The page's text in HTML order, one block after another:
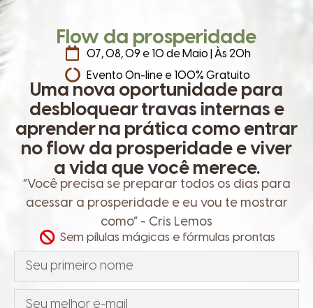
Flow da prosperidade
07, 08, 09 e 10 de Maio | Às 20h
Evento On-line e 100% Gratuito
Uma nova oportunidade para
desbloquear travas internas e
aprender na prática como entrar
no flow da prosperidade e viver
a vida que você merece.
“Você precisa se preparar todos os dias para
acessar a prosperidade e eu vou te mostrar
como” - Cris Lemos
Sem pílulas mágicas e fórmulas prontas